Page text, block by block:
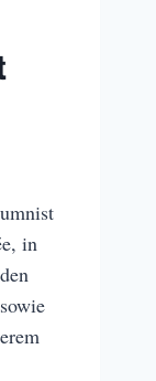
in